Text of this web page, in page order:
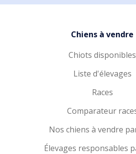
Chiens à vendre
Chiots disponibles
Liste d'élevages
Races
Comparateur
Nos chiens à vendre
Élevages responsables